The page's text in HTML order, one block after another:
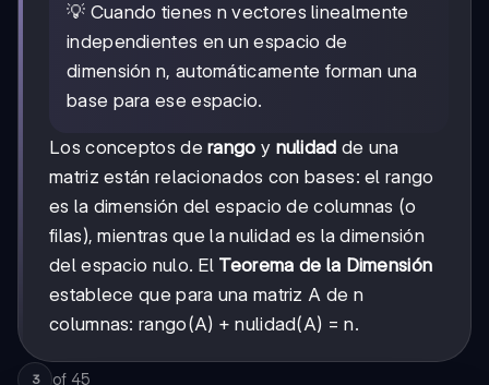
💡 Cuando tienes n vectores linealmente
independientes en un espacio de
dimensión n, automáticamente forman una
base para ese espacio.
Los conceptos derango y nulidad de una
matriz están relacionados con bases: el rango
es la dimensión del espacio de columnas (o
filas), mientras que la nulidad es la dimensión
del espacio nulo. El Teorema de la Dimensión
establece que para una matriz A de n
columnas: rango(A) + nulidad(A) = n.
3 of 45